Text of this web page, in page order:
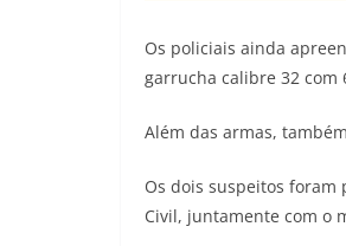
Os policiais ainda
garrucha calibre 32 com
Além das armas,
Os dois suspeitos foram
Civil, juntamente com o